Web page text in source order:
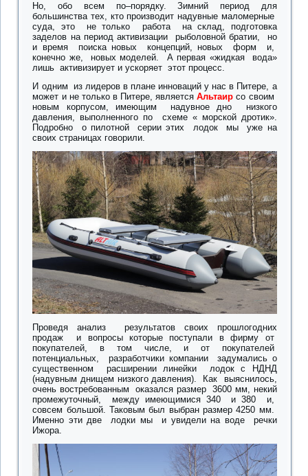
Но, обо всем по–порядку. Зимний период для
большинства тех, кто производит надувные маломерные
суда, это не только работа на склад, подготовка
заделов на период активизации рыболовной братии, но
и время поиска новых концепций, новых форм и,
конечно же, новых моделей. А первая «жидкая вода»
лишь активизирует и ускоряет этот процесс.
И одним из лидеров в плане инноваций у нас в Питере, а
может и не только в Питере, являетсяАльтаир со своим
новым корпусом, имеющим надувное дно низкого
давления, выполненного по схеме « морской дротик».
Подробно о пилотной серии этих лодок мы уже на
своих страницах говорили.
Проведя анализ результатов своих прошлогодних
продаж и вопросы которые поступали в фирму от
покупателей, в том числе, и от покупателей
потенциальных, разработчики компании задумались о
существенном расширении линейки лодок с НДНД
(надувным днищем низкого давления). Как выяснилось,
очень востребованным оказался размер 3600 мм, некий
промежуточный, между имеющимися 340 и 380 и,
совсем большой. Таковым был выбран размер 4250 мм.
Именно эти две лодки мы и увидели на воде речки
Ижора.